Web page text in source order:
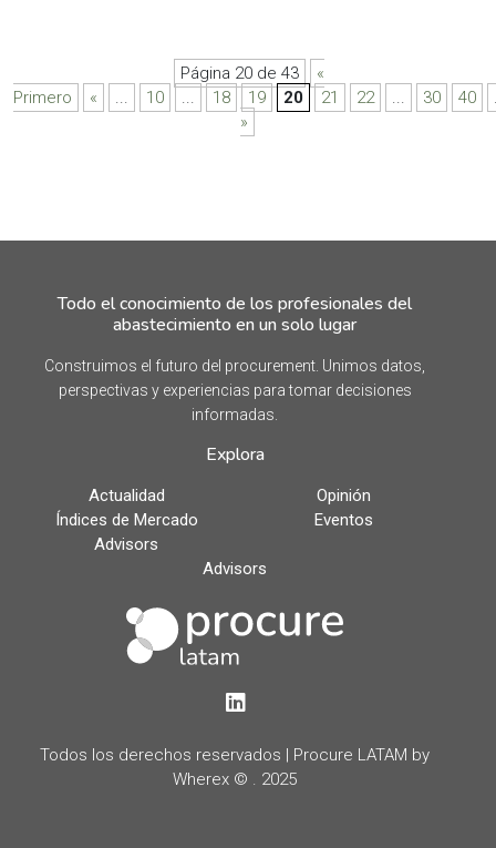
Página 20 de 43
«
Primero
« 10 18 19 20 21 22 30 40
»
Todo el conocimiento de los profesionales del
abastecimiento en un solo lugar
Construimos el futuro del procurement. Unimos datos,
perspectivas y experiencias para tomar decisiones
informadas.
Explora
Actualidad
Opinión
Índices de Mercado
Eventos
Advisors
Advisors
LinkedIn
Todos los derechos reservados | Procure LATAM by
Wherex © . 2025